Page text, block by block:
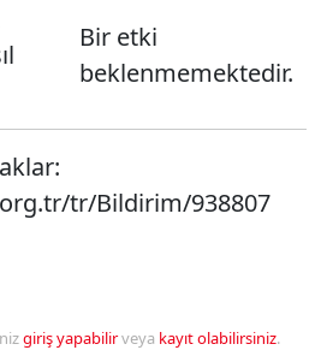
Bir etki
beklenmemektedir.
tr/Bildirim/938807
giriş yapabilirveya kayıt olabilirsiniz.